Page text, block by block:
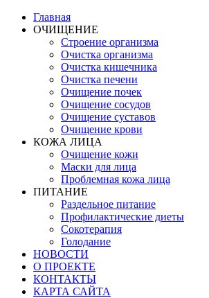
Главная
ОЧИЩЕНИЕ
Строение организма
Очистка организма
Очистка кишечника
Очистка печени
Очищение почек
Очищение сосудов
Очищение суставов
Очищение крови
КОЖА ЛИЦА
Очищение кожи
Маски для лица
Проблемная кожа лица
ПИТАНИЕ
Раздельное питание
Профилактические диеты
Сокотерапия
Голодание
НОВОСТИ
О ПРОЕКТЕ
КОНТАКТЫ
КАРТА САЙТА